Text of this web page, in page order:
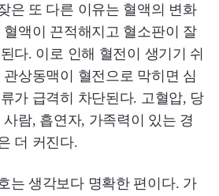
은 또 다른 이유는 혈액의 변화
액이 끈적해지고 혈소판이 잘
다. 이로 인해 혈전이 생기기 쉬
상동맥이 혈전으로 막히면 심
가 급격히 차단된다. 고혈압, 당
람, 흡연자, 가족력이 있는 경
더 커진다.
는 생각보다 명확한 편이다. 가